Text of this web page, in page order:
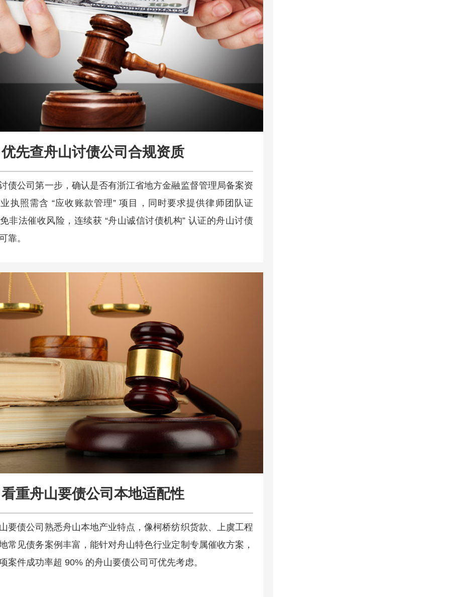
优先查舟山讨债公司合规资质
债公司第一步，确认是否有浙江省地方金融监督管理局备案资
执照需含 “应收账款管理” 项目，同时要求提供律师团队证
非法催收风险，连续获 “舟山诚信讨债机构” 认证的舟山讨债
靠。​
看重舟山要债公司本地适配性
要债公司熟悉舟山本地产业特点，像柯桥纺织货款、上虞工程
常见债务案例丰富，能针对舟山特色行业定制专属催收方案，
案件成功率超 90% 的舟山要债公司可优先考虑。